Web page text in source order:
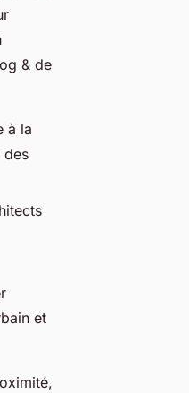
& de
à la
des
et